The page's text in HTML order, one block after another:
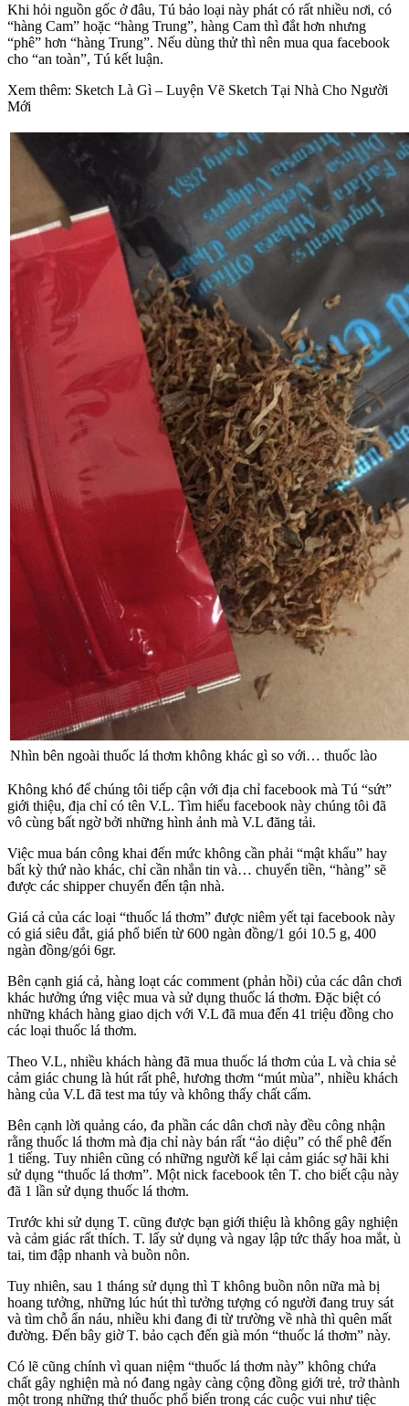
Khi hỏi nguồn gốc ở đâu, Tú bảo loại này phát có rất nhiều nơi, có
“hàng Cam” hoặc “hàng Trung”, hàng Cam thì đắt hơn nhưng
“phê” hơn “hàng Trung”. Nếu dùng thử thì nên mua qua facebook
cho “an toàn”, Tú kết luận.
Xem thêm: Sketch Là Gì – Luyện Vẽ Sketch Tại Nhà Cho Người
Mới
Nhìn bên ngoài thuốc lá thơm không khác gì so với… thuốc lào
Không khó để chúng tôi tiếp cận với địa chỉ facebook mà Tú “sứt”
giới thiệu, địa chỉ có tên V.L. Tìm hiểu facebook này chúng tôi đã
vô cùng bất ngờ bởi những hình ảnh mà V.L đăng tải.
Việc mua bán công khai đến mức không cần phải “mật khẩu” hay
bất kỳ thứ nào khác, chỉ cần nhắn tin và… chuyển tiền, “hàng” sẽ
được các shipper chuyển đến tận nhà.
Giá cả của các loại “thuốc lá thơm” được niêm yết tại facebook này
có giá siêu đắt, giá phổ biến từ 600 ngàn đồng/1 gói 10.5 g, 400
ngàn đồng/gói 6gr.
Bên cạnh giá cả, hàng loạt các comment (phản hồi) của các dân chơi
khác hưởng ứng việc mua và sử dụng thuốc lá thơm. Đặc biệt có
những khách hàng giao dịch với V.L đã mua đến 41 triệu đồng cho
các loại thuốc lá thơm.
Theo V.L, nhiều khách hàng đã mua thuốc lá thơm của L và chia sẻ
cảm giác chung là hút rất phê, hương thơm “mút mùa”, nhiều khách
hàng của V.L đã test ma túy và không thấy chất cấm.
Bên cạnh lời quảng cáo, đa phần các dân chơi này đều công nhận
rằng thuốc lá thơm mà địa chỉ này bán rất “ảo diệu” có thể phê đến
1 tiếng. Tuy nhiên cũng có những người kể lại cảm giác sợ hãi khi
sử dụng “thuốc lá thơm”. Một nick facebook tên T. cho biết cậu này
đã 1 lần sử dụng thuốc lá thơm.
Trước khi sử dụng T. cũng được bạn giới thiệu là không gây nghiện
và cảm giác rất thích. T. lấy sử dụng và ngay lập tức thấy hoa mắt, ù
tai, tim đập nhanh và buồn nôn.
Tuy nhiên, sau 1 tháng sử dụng thì T không buồn nôn nữa mà bị
hoang tưởng, những lúc hút thì tưởng tượng có người đang truy sát
và tìm chỗ ẩn náu, nhiều khi đang đi từ trường về nhà thì quên mất
đường. Đến bây giờ T. bảo cạch đến già món “thuốc lá thơm” này.
Có lẽ cũng chính vì quan niệm “thuốc lá thơm này” không chứa
chất gây nghiện mà nó đang ngày càng cộng đồng giới trẻ, trở thành
một trong những thứ thuốc phổ biến trong các cuộc vui như tiệc